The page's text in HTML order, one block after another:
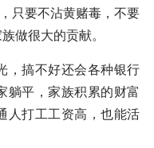
只要不沾黄赌毒，不要
做很大的贡献。
，搞不好还会各种银行
躺平，家族积累的财富
人打工工资高，也能活